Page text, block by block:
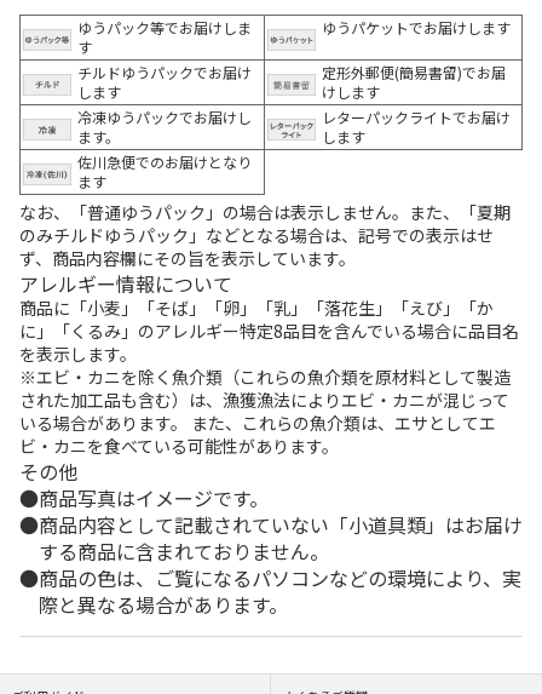
ゆうパック等でお届けしま
す
ゆうパケットでお届けします
チルドゆうパックでお届け
します
定形外郵便(簡易書留)でお届
けします
冷凍ゆうパックでお届けし
ます。
レターパックライトでお届け
します
佐川急便でのお届けとなり
ます
なお、「普通ゆうパック」の場合は表示しません。また、「夏期
のみチルドゆうパック」などとなる場合は、記号での表示はせ
ず、商品内容欄にその旨を表示しています。
アレルギー情報について
商品に「小麦」「そば」「卵」「乳」「落花生」「えび」「か
に」「くるみ」のアレルギー特定8品目を含んでいる場合に品目名
を表示します。
※エビ・カニを除く魚介類（これらの魚介類を原材料として製造
された加工品も含む）は、漁獲漁法によりエビ・カニが混じって
いる場合があります。 また、これらの魚介類は、エサとしてエ
ビ・カニを食べている可能性があります。
その他
商品写真はイメージです。
商品内容として記載されていない「小道具類」はお届け
する商品に含まれておりません。
商品の色は、ご覧になるパソコンなどの環境により、実
際と異なる場合があります。